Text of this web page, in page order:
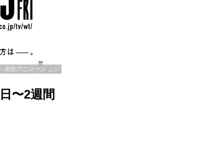
東映アニメーション
〜2週間